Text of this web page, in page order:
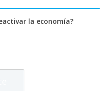
la economía?